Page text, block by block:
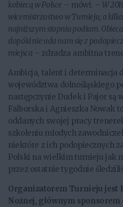
kobiecą w Polsce – mówi. – W
wicemistrzostwo w Turnieju, a
najniższym stopniu podium.
dopóki nie uda nam się z
miejsca – zdradza ambitna
Ambicja, talent i determinacja
województwa dolnośląskiego
następczynie Dudek i Pajor są
Falborska i Agnieszka Nowak
oddanych swojej pracy
szkoleniu młodych
niektóre z ich podopiecznych
Polski na wielkim turnieju jak
przez ostatnie tygodnie
Organizatorem Turnieju jest
Nożnej, głównym